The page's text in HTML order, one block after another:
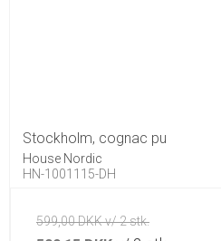
Stockholm, cognac pu
House Nordic
HN-1001115-DH
599,00 DKK v/ 2 stk.